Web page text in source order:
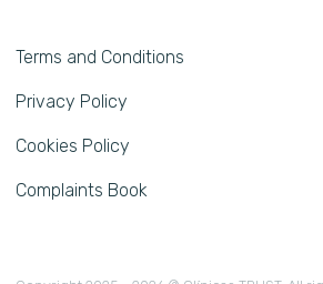
Terms and Conditions
Privacy Policy
Cookies Policy
Complaints Book